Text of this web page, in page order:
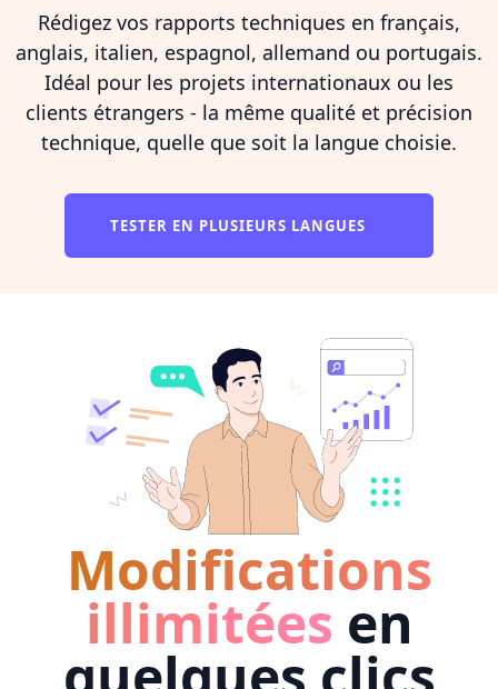
Rédigez vos rapports techniques en français,
anglais, italien, espagnol, allemand ou portugais.
Idéal pour les projets internationaux ou les
clients étrangers - la même qualité et précision
technique, quelle que soit la langue choisie.
TESTER EN PLUSIEURS LANGUES
Modifications
illimitées en